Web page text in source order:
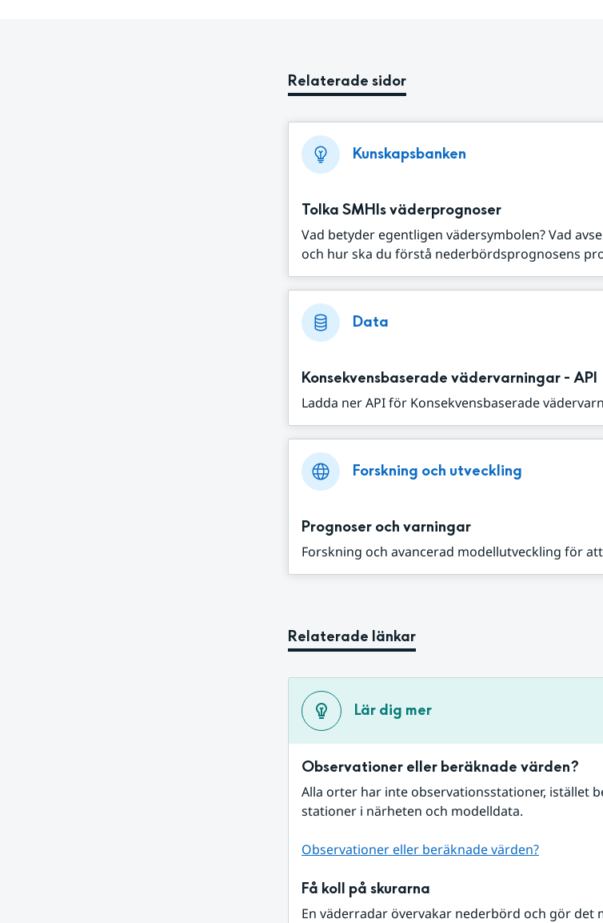
Relaterade sidor
Kunskapsbanken
Tolka SMHIs väderprognoser
Vad betyder egentligen vädersymbolen? Vad
och hur ska du förstå nederbördsprognosens
Data
Konsekvensbaserade vädervarningar - API
Ladda ner API för Konsekvensbaserade
Forskning och utveckling
Prognoser och varningar
Forskning och avancerad modellutveckling för
Relaterade länkar
Lär dig mer
Observationer eller beräknade värden?
Alla orter har inte observationsstationer, istället
stationer i närheten och modelldata.
Observationer eller beräknade värden?
Få koll på skurarna
En väderradar övervakar nederbörd och gör det